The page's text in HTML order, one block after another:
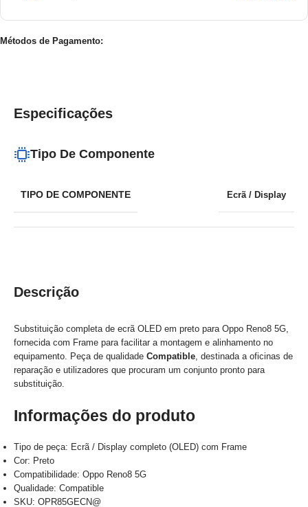
Métodos de Pagamento:
Descrição
Substituição completa de ecrã OLED em preto para Oppo Reno8 5G,
fornecida com Frame para facilitar a montagem e alinhamento no
equipamento. Peça de qualidade Compatible, destinada a oficinas de
reparação e utilizadores que procuram um conjunto pronto para
substituição.
Informações do produto
Tipo de peça: Ecrã / Display completo (OLED) com Frame
Cor: Preto
Compatibilidade: Oppo Reno8 5G
Qualidade: Compatible
SKU: OPR85GECN@
Especificações
Tipo De Componente
TIPO DE COMPONENTE Ecrã / Display